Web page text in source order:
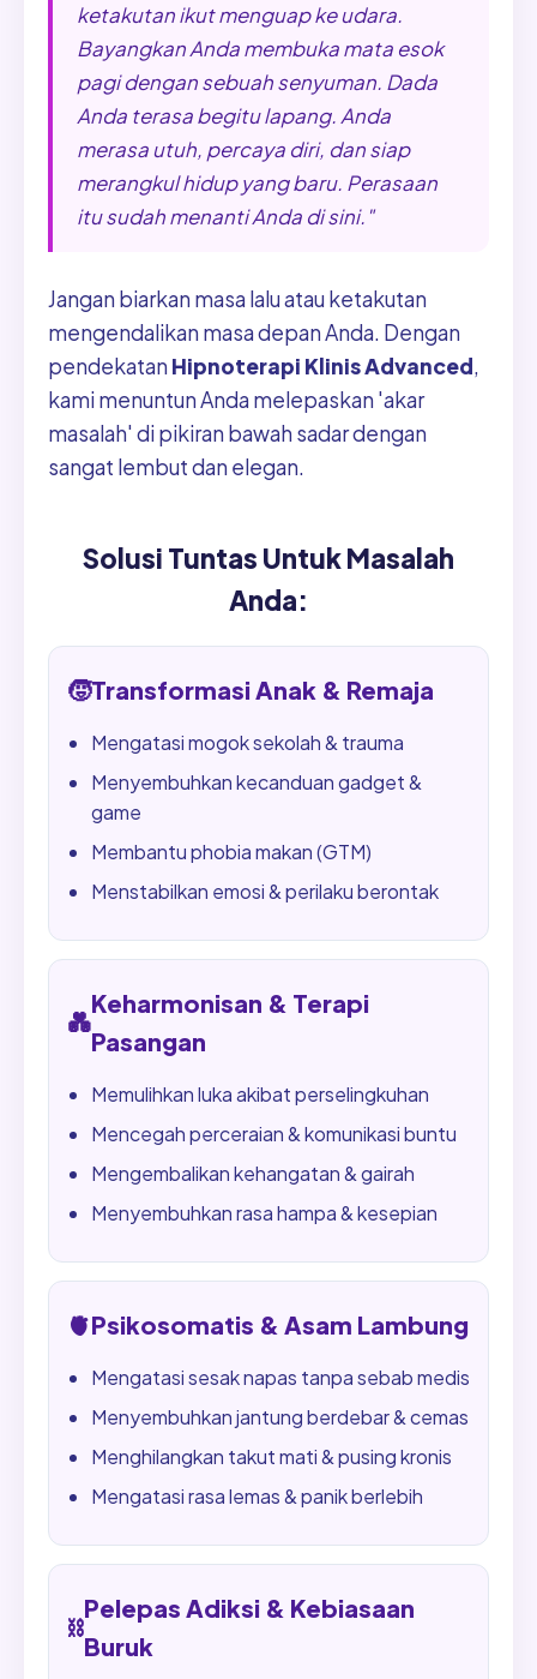
ketakutan ikut menguap ke udara.
Bayangkan Anda membuka mata esok
pagi dengan sebuah senyuman. Dada
Anda terasa begitu lapang. Anda
merasa utuh, percaya diri, dan siap
merangkul hidup yang baru. Perasaan
itu sudah menanti Anda di sini."
Jangan biarkan masa lalu atau ketakutan
mengendalikan masa depan Anda. Dengan
pendekatan Hipnoterapi Klinis Advanced,
kami menuntun Anda melepaskan 'akar
masalah' di pikiran bawah sadar dengan
sangat lembut dan elegan.
Solusi Tuntas Untuk Masalah
Anda:
🧒Transformasi Anak & Remaja
Mengatasi mogok sekolah & trauma
Menyembuhkan kecanduan gadget &
game
Membantu phobia makan (GTM)
Menstabilkan emosi & perilaku berontak
💑
Keharmonisan & Terapi
Pasangan
Memulihkan luka akibat perselingkuhan
Mencegah perceraian & komunikasi buntu
Mengembalikan kehangatan & gairah
Menyembuhkan rasa hampa & kesepian
🫀Psikosomatis & Asam Lambung
Mengatasi sesak napas tanpa sebab medis
Menyembuhkan jantung berdebar & cemas
Menghilangkan takut mati & pusing kronis
Mengatasi rasa lemas & panik berlebih
⛓️
Pelepas Adiksi & Kebiasaan
Buruk